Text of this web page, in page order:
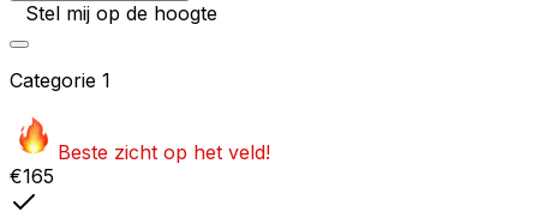
Stel mij op de hoogte
Categorie 1
Beste zicht op het veld!
€165